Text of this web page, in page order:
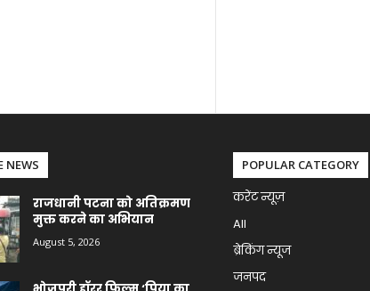
NEWS
राजधानी पटना को अतिक्रमण
मुक्त करने का अभियान
August 5, 2026
POPULAR CATEGORY
करेंट न्यूज़
All
ब्रेकिंग न्यूज
जनपद